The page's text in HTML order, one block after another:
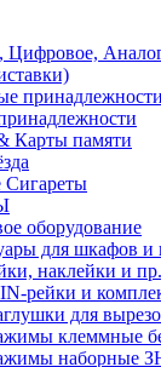
Цифровое,
принадлежности
Карты памяти
Сигареты
оборудование
для шкафов
наклейки и
рейки и
для
клеммные
наборные